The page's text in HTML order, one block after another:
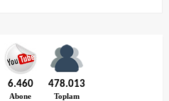
6.460
Abone
478.013
Toplam